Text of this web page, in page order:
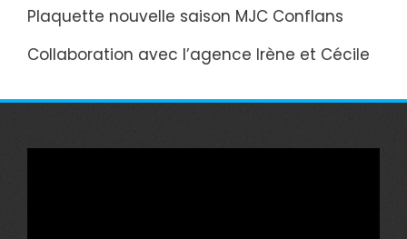
Plaquette nouvelle saison MJC Conflans
Collaboration avec l’agence Irène et Cécile